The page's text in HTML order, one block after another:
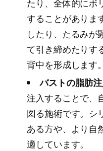
たり、全体的にボ
することがありま
したり、たるみが
て引き締めたりす
背中を形成します。
バストの脂肪
注入することで、
図る施術です。シ
ある方や、より自
適しています。